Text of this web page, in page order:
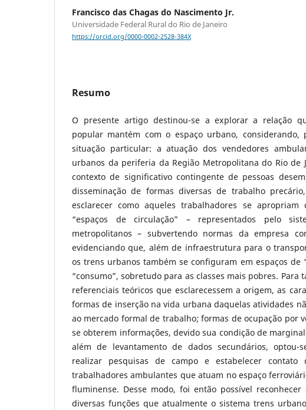
Francisco das Chagas do Nascimento Jr.
Universidade Federal Rural do Rio de Janeiro
https://orcid.org/0000-0002-2528-384X
Resumo
O presente artigo destinou-se a explorar a relação
popular mantém com o espaço urbano, considerando,
situação particular: a atuação dos vendedores
urbanos da periferia da Região Metropolitana do Rio de
contexto de significativo contingente de pessoas
disseminação de formas diversas de trabalho
esclarecer como aqueles trabalhadores se apropriam
“espaços de circulação” – representados pelo
metropolitanos – subvertendo normas da empresa
evidenciando que, além de infraestrutura para o
os trens urbanos também se configuram em espaços de
“consumo”, sobretudo para as classes mais pobres. Para
referenciais teóricos que esclarecessem a origem, as
formas de inserção na vida urbana daquelas atividades
ao mercado formal de trabalho; formas de ocupação por
se obterem informações, devido sua condição de
além de levantamento de dados secundários, optou-
realizar pesquisas de campo e estabelecer contato
trabalhadores ambulantes que atuam no espaço
fluminense. Desse modo, foi então possível reconhecer
diversas funções que atualmente o sistema trens